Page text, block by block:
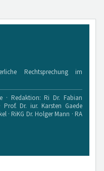
Rechtsprechung im
· Redaktion: Ri Dr. Fabian
Prof. Dr. iur. Karsten Gaede
· RiKG Dr. Holger Mann · RA